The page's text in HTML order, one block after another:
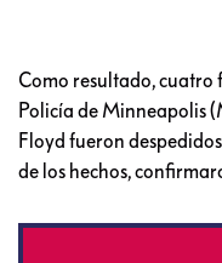
Como resultado,
Policía de Minneapolis
Floyd fueron
de los hechos,